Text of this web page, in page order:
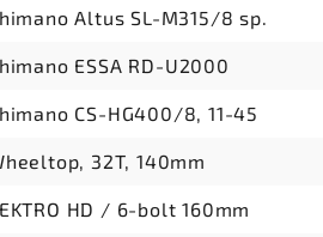
Altus SL-M315/8 sp.
ESSA RD-U2000
CS-HG400/8, 11-45
32T, 140mm
HD / 6-bolt 160mm